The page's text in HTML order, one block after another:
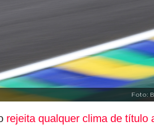
Foto:
rejeita qualquer clima de título